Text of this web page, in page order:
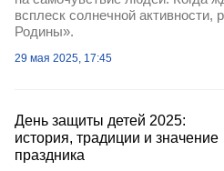
всплеск солнечной активности,
Родины».
29 мая 2025, 17:45
День защиты детей 2025:
история, традиции и значение
праздника